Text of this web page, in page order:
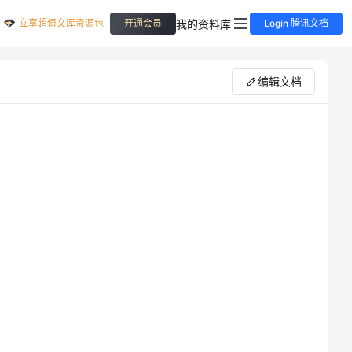
立享超值文库资源包 开通会员 我的资料库 Login 腾讯文档
编辑文档